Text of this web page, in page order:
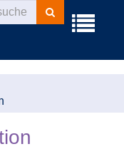
Menü
Kurse
suchen